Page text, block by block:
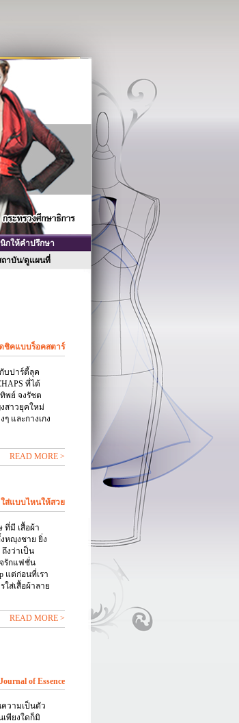
กให้คำปรึกษา
าบัน/ดูแผนที่
ชิคแบบร็อคสตาร์
กับปาร์ตี้ลุค
ที่ได้
พย์ จงรัชต
สาวยุคใหม่
และกางเกง
READ MORE >
ส่แบบไหนให้สวย
ที่มี เสื้อผ้า
งหญฺงชาย ยิ่ง
งว่าเป็น
รักแฟชั่น
แต่ก่อนที่เรา
ส่เสื้อผ้าลาย
READ MORE >
of Essence
ความเป็นตัว
พียงใดก็มิ